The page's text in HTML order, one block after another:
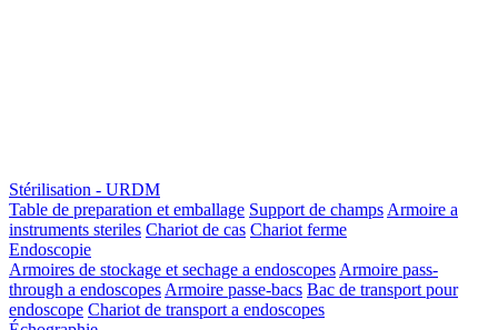
Stérilisation - URDM
Table de preparation et emballage Support de champs Armoire a
instruments steriles Chariot de cas Chariot ferme
Endoscopie
Armoires de stockage et sechage a endoscopes Armoire pass-
through a endoscopes Armoire passe-bacs Bac de transport pour
endoscope Chariot de transport a endoscopes